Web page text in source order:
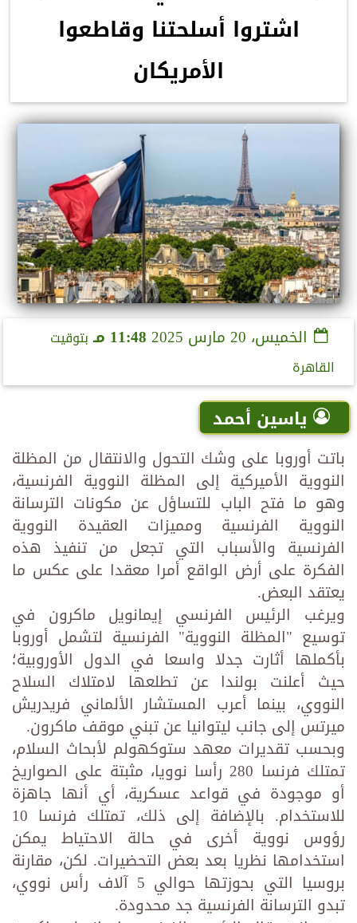
اشتروا أسلحتنا وقاطعوا
الأمريكان
الخميس، 20 مارس 2025 11:48 مـ
بتوقيت
القاهرة
ياسين أحمد
باتت أوروبا على وشك التحول والانتقال من المظلة
النووية الأميركية إلى المظلة النووية الفرنسية،
وهو ما فتح الباب للتساؤل عن مكونات الترسانة
النووية الفرنسية ومميزات العقيدة النووية
الفرنسية والأسباب التي تجعل من تنفيذ هذه
الفكرة على أرض الواقع أمرا معقدا على عكس ما
يعتقد البعض.
ويرغب الرئيس الفرنسي إيمانويل ماكرون في
توسيع "المظلة النووية" الفرنسية لتشمل أوروبا
بأكملها أثارت جدلا واسعا في الدول الأوروبية؛
حيث أعلنت بولندا عن تطلعها لامتلاك السلاح
النووي، بينما أعرب المستشار الألماني فريدريش
ميرتس إلى جانب ليتوانيا عن تبني موقف ماكرون.
وبحسب تقديرات معهد ستوكهولم لأبحاث السلام،
تمتلك فرنسا 280 رأسا نوويا، مثبتة على الصواريخ
أو موجودة في قواعد عسكرية، أي أنها جاهزة
للاستخدام. بالإضافة إلى ذلك، تمتلك فرنسا 10
رؤوس نووية أخرى في حالة الاحتياط يمكن
استخدامها نظريا بعد بعض التحضيرات. لكن، مقارنة
بروسيا التي بحوزتها حوالي 5 آلاف رأس نووي،
تبدو الترسانة الفرنسية جد محدودة.